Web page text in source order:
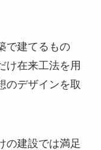
で建てるもの
け在来工法を用
のデザインを取
の建設では満足